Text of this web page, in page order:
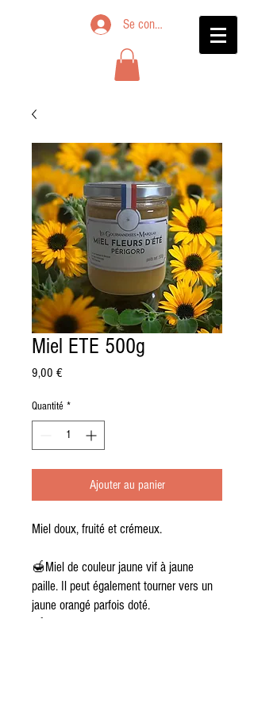
Se connecter
Miel ETE 500g
9,00 €Prix
Quantité *
Ajouter au panier
Miel doux, fruité et crémeux.
🍯Miel de couleur jaune vif à jaune
paille. Il peut également tourner vers un
jaune orangé parfois doté.